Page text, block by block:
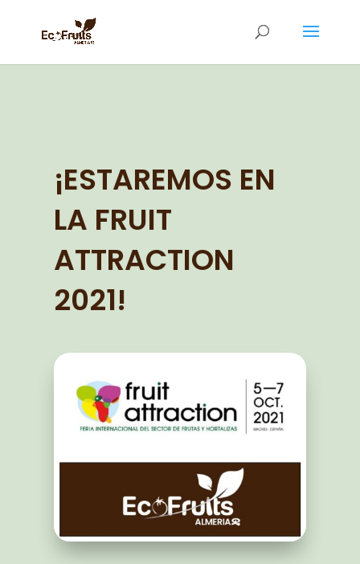
¡ESTAREMOS EN
LA FRUIT
ATTRACTION
2021!